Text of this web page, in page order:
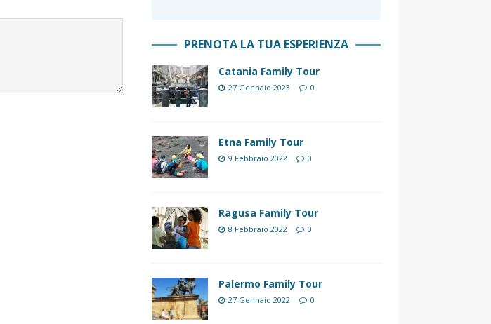
PRENOTA LA TUA ESPERIENZA
Catania Family Tour
27 Gennaio 2023 0
Etna Family Tour
9 Febbraio 2022 0
Ragusa Family Tour
8 Febbraio 2022 0
Palermo Family Tour
27 Gennaio 2022 0